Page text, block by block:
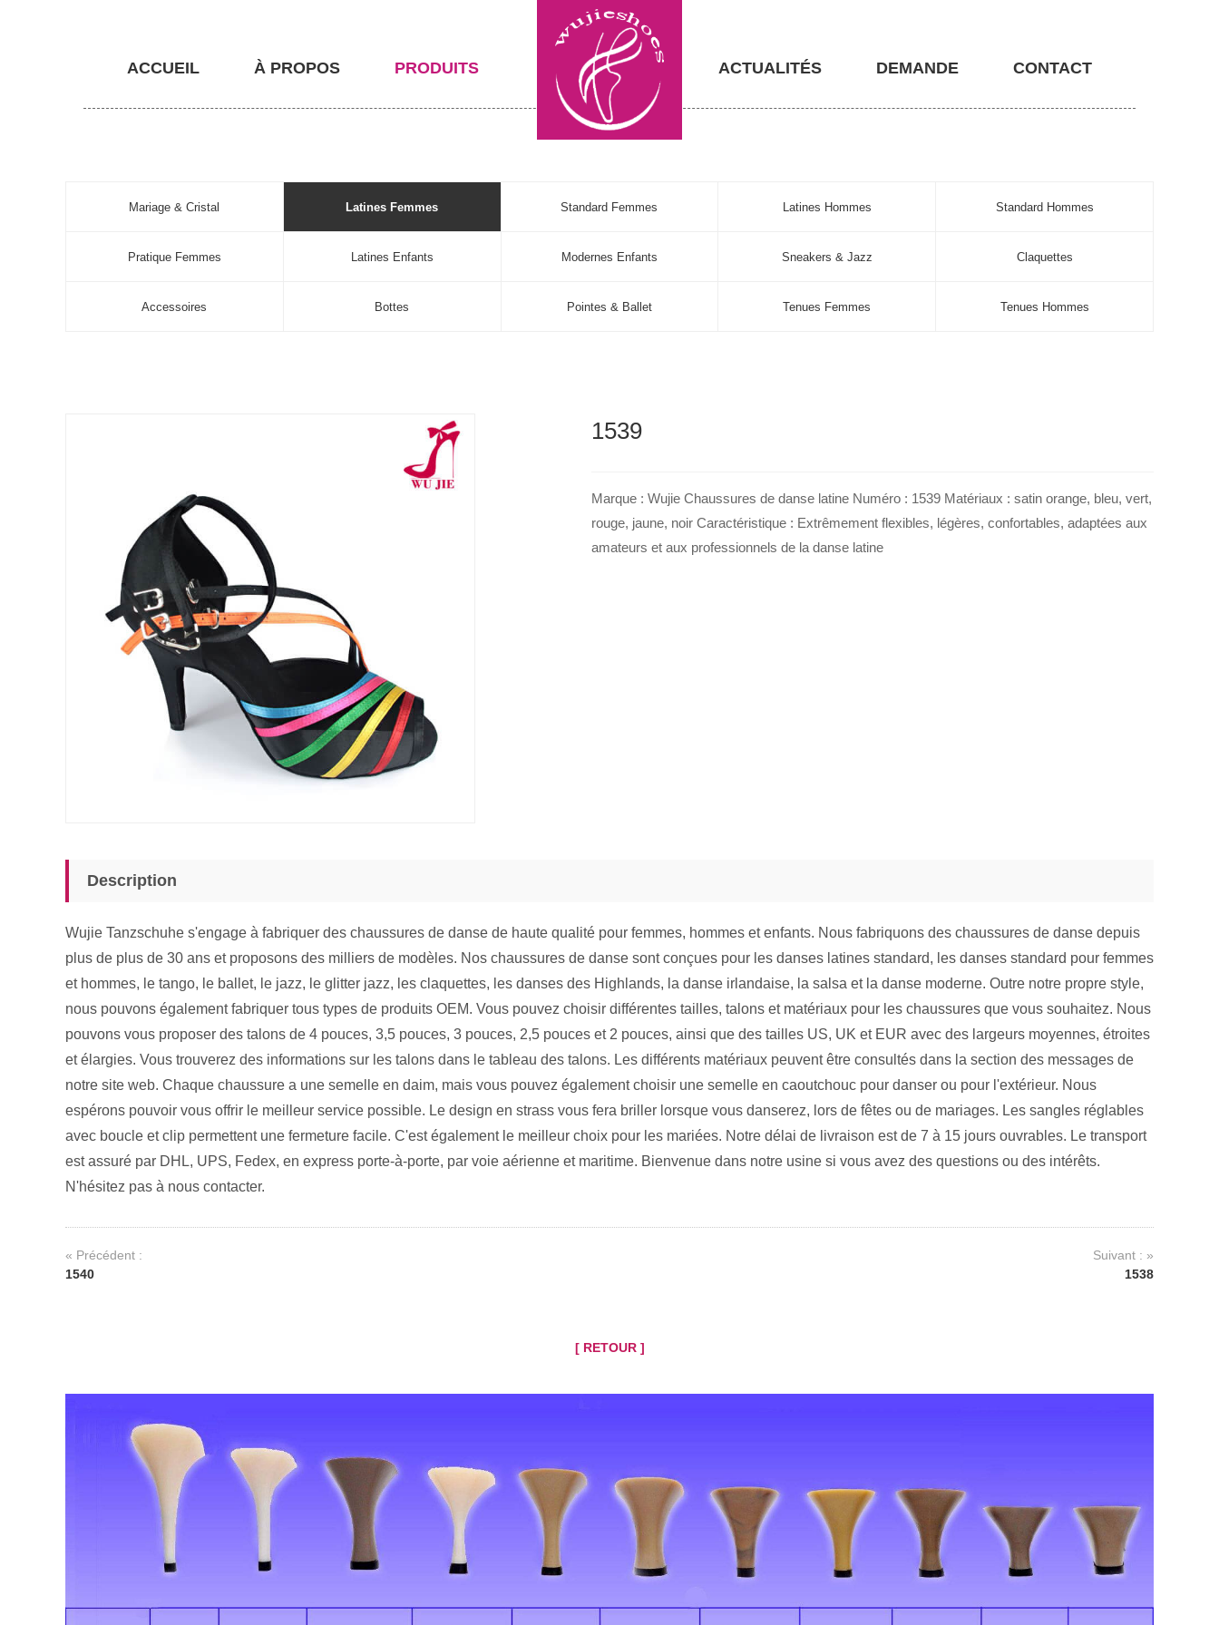
ACCUEIL À PROPOS PRODUITS ACTUALITÉS DEMANDE CONTACT
Mariage & Cristal Latines Femmes Standard Femmes Latines Hommes Standard Hommes
Pratique Femmes Latines Enfants Modernes Enfants Sneakers & Jazz Claquettes
Accessoires Bottes Pointes & Ballet Tenues Femmes Tenues Hommes
1539
Marque : Wujie Chaussures de danse latine Numéro : 1539 Matériaux : satin orange, bleu, vert,
rouge, jaune, noir Caractéristique : Extrêmement flexibles, légères, confortables, adaptées aux
amateurs et aux professionnels de la danse latine
Description
Wujie Tanzschuhe s'engage à fabriquer des chaussures de danse de haute qualité pour femmes, hommes et enfants. Nous fabriquons des chaussures de danse depuis
plus de plus de 30 ans et proposons des milliers de modèles. Nos chaussures de danse sont conçues pour les danses latines standard, les danses standard pour femmes
et hommes, le tango, le ballet, le jazz, le glitter jazz, les claquettes, les danses des Highlands, la danse irlandaise, la salsa et la danse moderne. Outre notre propre style,
nous pouvons également fabriquer tous types de produits OEM. Vous pouvez choisir différentes tailles, talons et matériaux pour les chaussures que vous souhaitez. Nous
pouvons vous proposer des talons de 4 pouces, 3,5 pouces, 3 pouces, 2,5 pouces et 2 pouces, ainsi que des tailles US, UK et EUR avec des largeurs moyennes, étroites
et élargies. Vous trouverez des informations sur les talons dans le tableau des talons. Les différents matériaux peuvent être consultés dans la section des messages de
notre site web. Chaque chaussure a une semelle en daim, mais vous pouvez également choisir une semelle en caoutchouc pour danser ou pour l'extérieur. Nous
espérons pouvoir vous offrir le meilleur service possible. Le design en strass vous fera briller lorsque vous danserez, lors de fêtes ou de mariages. Les sangles réglables
avec boucle et clip permettent une fermeture facile. C'est également le meilleur choix pour les mariées. Notre délai de livraison est de 7 à 15 jours ouvrables. Le transport
est assuré par DHL, UPS, Fedex, en express porte-à-porte, par voie aérienne et maritime. Bienvenue dans notre usine si vous avez des questions ou des intérêts.
N'hésitez pas à nous contacter.
« Précédent :
1540
Suivant : »
1538
[ RETOUR ]